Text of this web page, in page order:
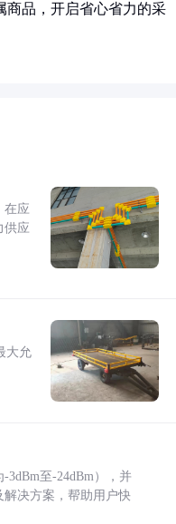
商品，开启省心省力的采
在应
供应
大允
至-24dBm），并
决方案，帮助用户快